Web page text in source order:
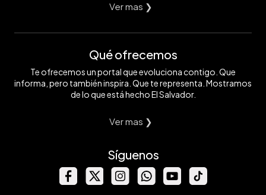
Ver mas ❯
Qué ofrecemos
Te ofrecemos un portal que evoluciona contigo. Que
informa, pero también inspira. Que te representa. Mostramos
de lo que está hecho El Salvador.
Ver mas ❯
Síguenos